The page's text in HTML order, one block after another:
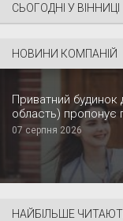
СЬОГОДНІ У ВІННИЦІ
НОВИНИ КОМПАНІЙ
Приватний будинок
область) пропонує
07 серпня 2026
НАЙБІЛЬШЕ